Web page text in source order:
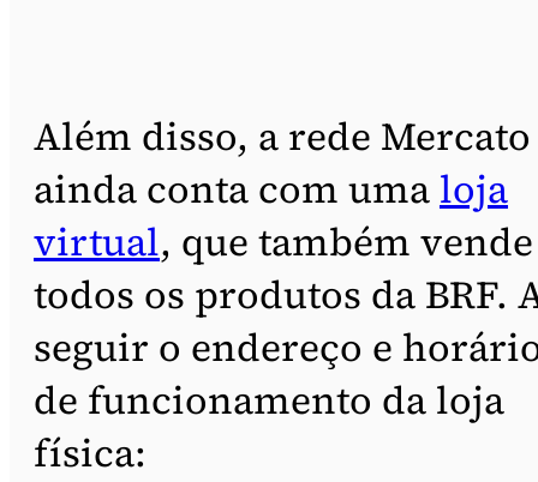
Além disso, a rede Mercato
ainda conta com uma loja
virtual, que também vende
todos os produtos da BRF.
seguir o endereço e
de funcionamento da loja
física: